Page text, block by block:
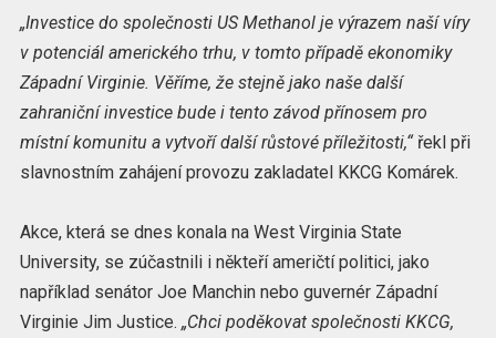
„Investice do společnosti US Methanol je výrazem naší víry
v potenciál amerického trhu, v tomto případě ekonomiky
Západní Virginie. Věříme, že stejně jako naše další
zahraniční investice bude i tento závod přínosem pro
místní komunitu a vytvoří další růstové příležitosti,“řekl při
slavnostním zahájení provozu zakladatel KKCG Komárek.
Akce, která se dnes konala na West Virginia State
University, se zúčastnili i někteří američtí politici, jako
například senátor Joe Manchin nebo guvernér Západní
Virginie Jim Justice. „Chci poděkovat společnosti KKCG,